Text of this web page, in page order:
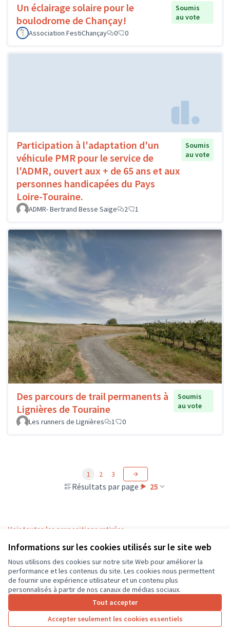
Informations sur les cookies utilisés sur le site web
Nous utilisons des cookies sur notre site Web pour améliorer la
performance et les contenus du site. Les cookies nous permettent
de fournir une expérience utilisateur et un contenu plus
personnalisés à partir de nos canaux de médias sociaux.
Tout accepter
Accepter seulement les cookies essentiels
Un éclairage solaire pour le
boulodrome de Chançay!
Soumis
au vote
Association FestiChançay
0 0
Participation à l'adaptation d'un
véhicule PMR pour le service de
l'ADMR, ouvert aux + de 65 ans et aux
personnes handicapées du Pays
Loire-Touraine.
Soumis
au vote
ADMR- Bertrand Besse Saige 2 1
Des parcours de trail permanents à
Lignières de Touraine
Soumis
au vote
Les runners de Lignières
1 0
Résultats par page : 25
1 2 3
Voir toutes les propositions retirées
Conditions d'utilisation
Paramètres des cookies
CD37 sur X
(Lien externe)
CD37 sur Facebook
CD37 sur Instagram
CD37 sur YouTube
(Lien externe)